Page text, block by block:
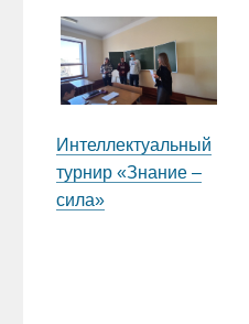
Интеллектуальный
турнир «Знание –
сила»